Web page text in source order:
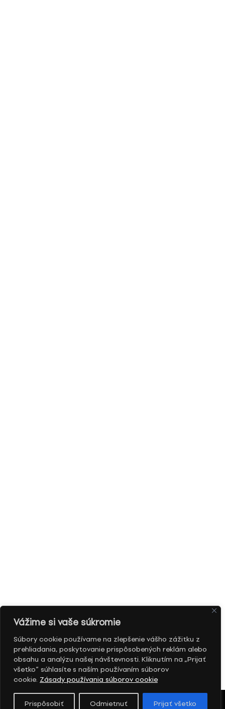
Vážime si vaše súkromie
Súbory cookie používame na zlepšenie vášho zážitku z
prehliadania, poskytovanie prispôsobených reklám alebo
obsahu a analýzu našej návštevnosti. Kliknutím na „Prijať
všetko“ súhlasíte s naším používaním súborov
cookie. Zásady používania súborov cookie
Prispôsobiť Odmietnuť Prijať všetko